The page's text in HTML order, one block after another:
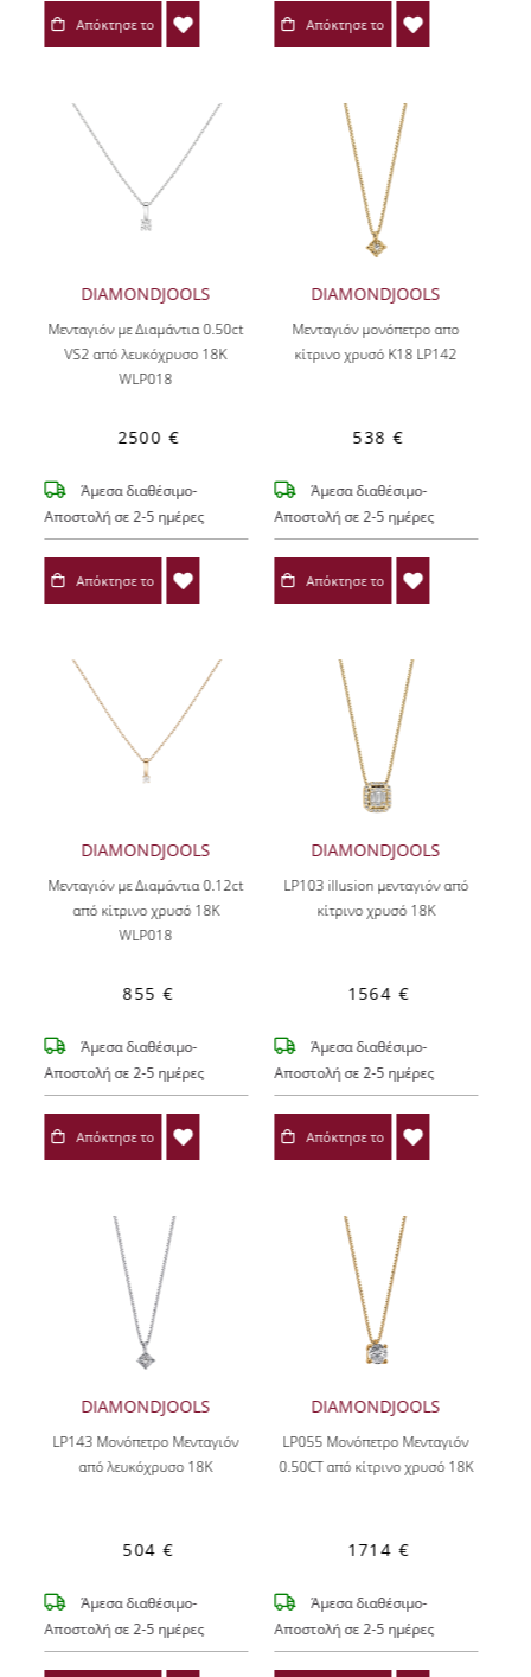
Απόκτησε το Απόκτησε το
DIAMONDJOOLS
Μενταγιόν με Διαμάντια 0.50ct
VS2 από λευκόχρυσο 18Κ
WLP018
2500 €
Άμεσα διαθέσιμο-
Αποστολή σε 2-5 ημέρες
Απόκτησε το
DIAMONDJOOLS
Μενταγιόν μονόπετρο απο
κίτρινο χρυσό K18 LP142
538 €
Άμεσα διαθέσιμο-
Αποστολή σε 2-5 ημέρες
Απόκτησε το
DIAMONDJOOLS
Μενταγιόν με Διαμάντια 0.12ct
από κίτρινο χρυσό 18Κ
WLP018
855 €
Άμεσα διαθέσιμο-
Αποστολή σε 2-5 ημέρες
Απόκτησε το
DIAMONDJOOLS
LP103 illusion μενταγιόν από
κίτρινο χρυσό 18Κ
1564 €
Άμεσα διαθέσιμο-
Αποστολή σε 2-5 ημέρες
Απόκτησε το
DIAMONDJOOLS
LP143 Μονόπετρο Μενταγιόν
από λευκόχρυσο 18Κ
504 €
Άμεσα διαθέσιμο-
Αποστολή σε 2-5 ημέρες
DIAMONDJOOLS
LP055 Μονόπετρο Μενταγιόν
0.50CT από κίτρινο χρυσό 18Κ
1714 €
Άμεσα διαθέσιμο-
Αποστολή σε 2-5 ημέρες